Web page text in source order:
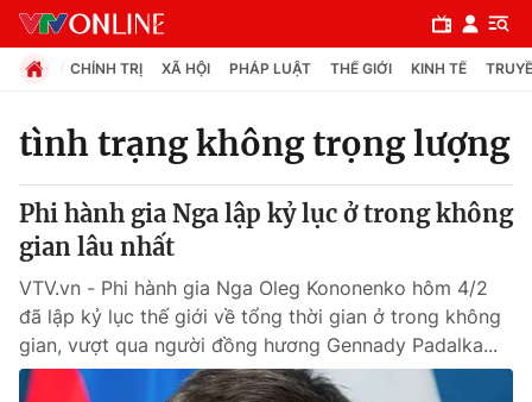
Chuyên mục
Chính trị
Xã hội
Pháp luật
CHÍNH TRỊ XÃ HỘI PHÁP LUẬT THẾ GIỚI KINH TẾ
tình trạng không trọng lượng
Phi hành gia Nga lập kỷ lục ở trong không
gian lâu nhất
VTV.vn - Phi hành gia Nga Oleg Kononenko hôm 4/2
đã lập kỷ lục thế giới về tổng thời gian ở trong không
gian, vượt qua người đồng hương Gennady Padalka...